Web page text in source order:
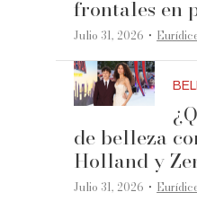
frontales en
Julio 31, 2026 ·
de belleza
Holland y
Julio 31, 2026 ·